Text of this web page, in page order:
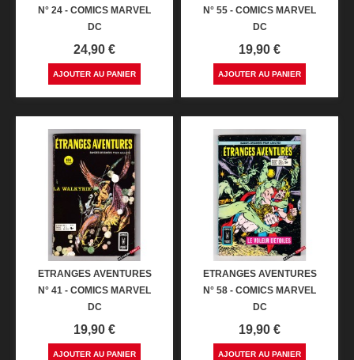
N° 24 - COMICS MARVEL
DC
Prix
24,90 €
AJOUTER AU PANIER
N° 55 - COMICS MARVEL
DC
Prix
19,90 €
AJOUTER AU PANIER
ETRANGES AVENTURES
N° 41 - COMICS MARVEL
DC
Prix
19,90 €
AJOUTER AU PANIER
ETRANGES AVENTURES
N° 58 - COMICS MARVEL
DC
Prix
19,90 €
AJOUTER AU PANIER